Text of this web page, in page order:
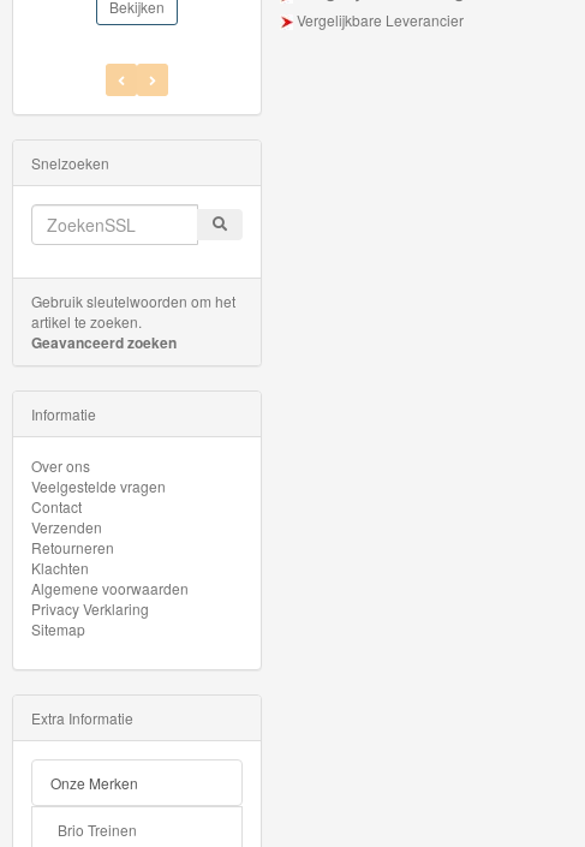
Thomas
Adventures
Thomas
de
Trein
Accessoires
Thomas
de
Trein
Minis
Houten
Speelgoed
Thomas
Pre-
School
Hot
Wheels
Majorette
autos
Vergelijkbare Leverancier
Bekijken
Snelzoeken
Gebruik sleutelwoorden om het
artikel te zoeken.
Geavanceerd zoeken
Informatie
Over ons
Veelgestelde vragen
Contact
Verzenden
Retourneren
Klachten
Algemene voorwaarden
Privacy Verklaring
Sitemap
Extra Informatie
Onze Merken
Brio Treinen